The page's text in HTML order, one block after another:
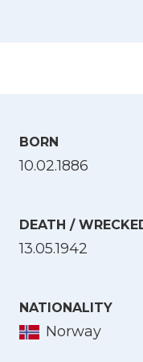
BORN
10.02.1886
DEATH /
13.05.1942
NATIONALITY
Norway